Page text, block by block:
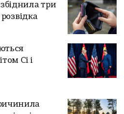
три
розвідка
Сі і